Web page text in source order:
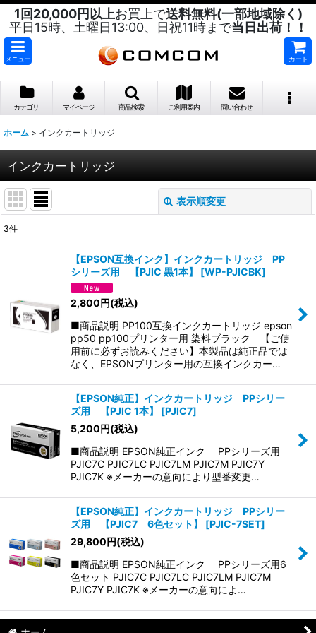
1回20,000円以上お買上で送料無料(一部地域除く)
平日15時、土曜日13:00、日祝11時まで当日出荷！！
メニュー カート
カテゴリ マイページ 商品検索 ご利用案内 問い合わせ
ホーム > インクカートリッジ
インクカートリッジ
表示順変更
並び順:
絞り込む
3件
【EPSON互換インク】インクカートリッジ PP
シリーズ用 【PJIC 黒1本】
[WP-PJICBK]
2,800円(税込)
■商品説明 PP100互換インクカートリッジ epson
pp50 pp100プリンター用 染料ブラック 【ご使
用前に必ずお読みください】本製品は純正品では
なく、EPSONプリンター用の互換インクカー…
【EPSON純正】インクカートリッジ PPシリー
ズ用 【PJIC 1本】
[PJIC7]
5,200円(税込)
■商品説明 EPSON純正インク PPシリーズ用
PJIC7C PJIC7LC PJIC7LM PJIC7M PJIC7Y
PJIC7K ※メーカーの意向により型番変更…
【EPSON純正】インクカートリッジ PPシリー
ズ用 【PJIC7 6色セット】
[PJIC-7SET]
29,800円(税込)
■商品説明 EPSON純正インク PPシリーズ用6
色セット PJIC7C PJIC7LC PJIC7LM PJIC7M
PJIC7Y PJIC7K ※メーカーの意向によ…